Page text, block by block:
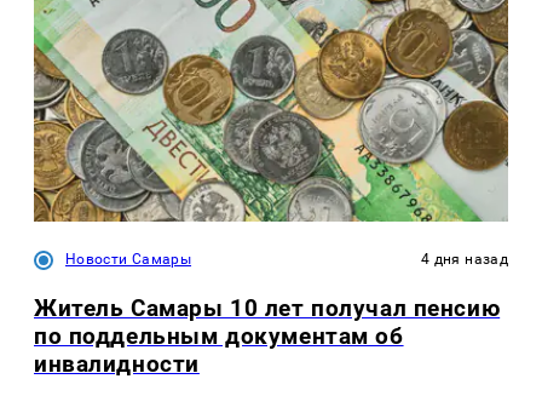
Новости Самары 4 дня назад
Житель Самары 10 лет получал пенсию
по поддельным документам об
инвалидности